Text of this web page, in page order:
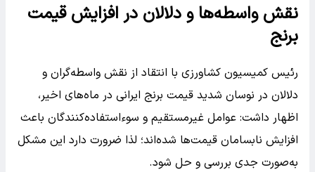
نقش واسطه‌ها و دلالان در افزایش قیمت
برنج
رئیس کمیسیون کشاورزی با انتقاد از نقش واسطه‌گران و
دلالان در نوسان شدید قیمت برنج ایرانی در ماه‌های اخیر،
اظهار داشت: عوامل غیرمستقیم و سوءاستفاده‌کنندگان باعث
افزایش نابسامان قیمت‌ها شده‌اند؛ لذا ضرورت دارد این مشکل
به‌صورت جدی بررسی و حل شود.